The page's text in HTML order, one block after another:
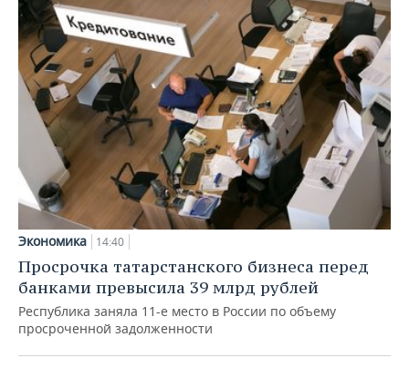
Экономика 14:40
Просрочка татарстанского бизнеса перед
банками превысила 39 млрд рублей
Республика заняла 11-е место в России по объему
просроченной задолженности